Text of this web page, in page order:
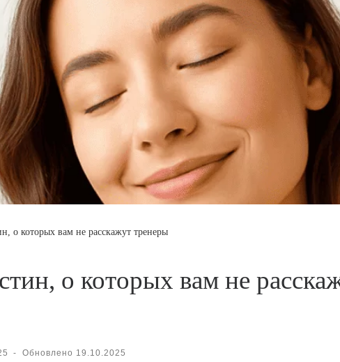
о которых вам не расскажут тренеры
о которых вам не
- Обновлено 19.10.2025